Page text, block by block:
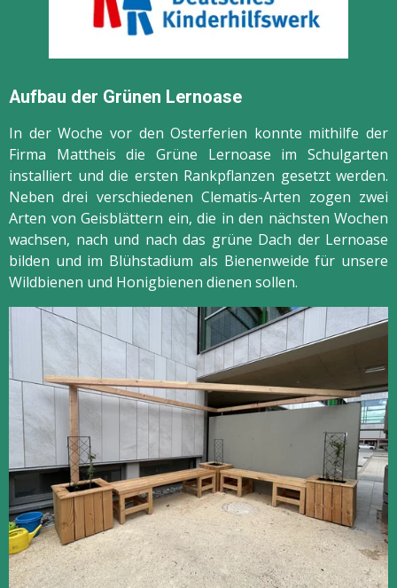
Aufbau der Grünen Lernoase
In der Woche vor den Osterferien konnte mithilfe der
Firma Mattheis die Grüne Lernoase im Schulgarten
installiert und die ersten Rankpflanzen gesetzt werden.
Neben drei verschiedenen Clematis-Arten zogen zwei
Arten von Geisblättern ein, die in den nächsten Wochen
wachsen, nach und nach das grüne Dach der Lernoase
bilden und im Blühstadium als Bienenweide für unsere
Wildbienen und Honigbienen dienen sollen.